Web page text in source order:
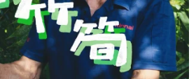
回購的潔顏皂，洗